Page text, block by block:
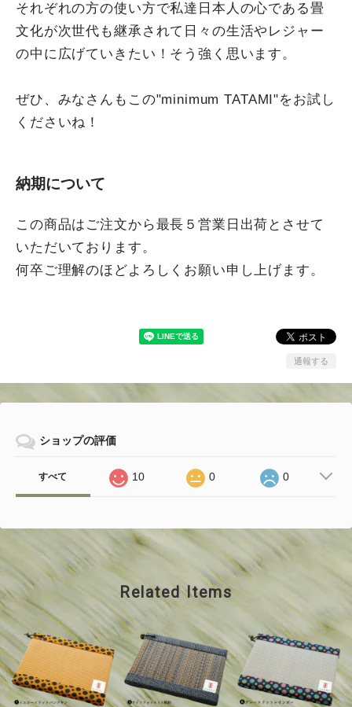
それぞれの方の使い方で私達日本人の心である畳
文化が次世代も継承されて日々の生活やレジャー
の中に広げていきたい！そう強く思います。
ぜひ、みなさんもこの"minimum TATAMI"をお試し
くださいね！
納期について
この商品はご注文から最長５営業日出荷とさせて
いただいております。
何卒ご理解のほどよろしくお願い申し上げます。
通報する
ショップの評価
すべて 10 0 0
Related Items